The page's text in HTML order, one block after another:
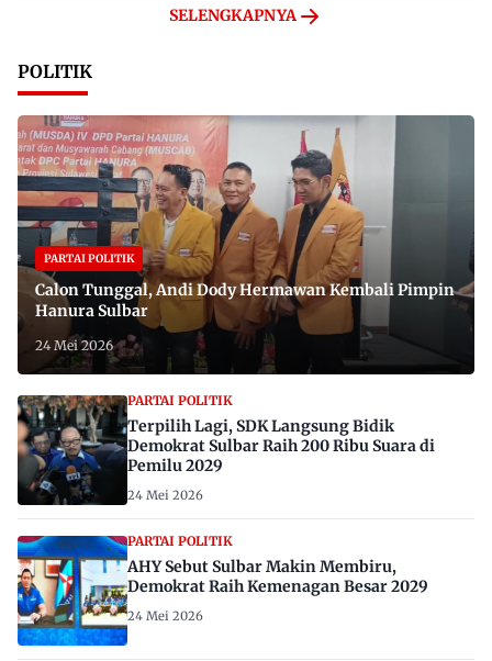
SELENGKAPNYA
POLITIK
PARTAI POLITIK
Calon Tunggal, Andi Dody Hermawan Kembali Pimpin
Hanura Sulbar
24 Mei 2026
PARTAI POLITIK
Terpilih Lagi, SDK Langsung Bidik
Demokrat Sulbar Raih 200 Ribu Suara di
Pemilu 2029
24 Mei 2026
PARTAI POLITIK
AHY Sebut Sulbar Makin Membiru,
Demokrat Raih Kemenagan Besar 2029
24 Mei 2026